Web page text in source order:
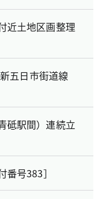
近土地区画整理
五日市街道線
砥駅間）連続立
号383］